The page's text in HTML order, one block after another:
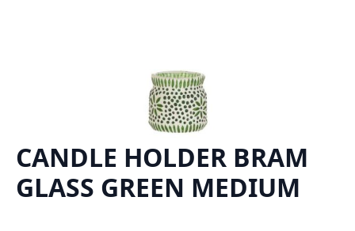
CANDLE HOLDER BRAM
GLASS GREEN MEDIUM